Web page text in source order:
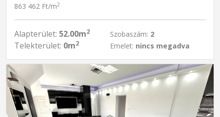
863 462 Ft/m2
Alapterület: 52.00m2
Telekterület: 0m2
Szobaszám: 2
Emelet: nincs megadva